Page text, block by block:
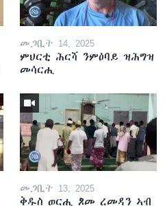
መጋቢት 14, 2025
ምህርቲ ሕርሻ ንምዕባይ ዝሕግዝ
መሳርሒ
መጋቢት 13, 2025
ቅዱስ ወርሒ ጾመ ረመዳን ኣብ